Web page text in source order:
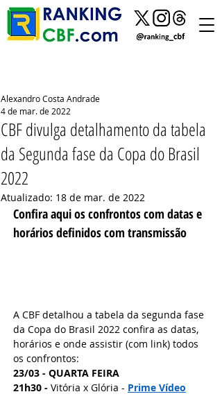
CBF divulga detalhamento da tabela
da Segunda fase da Copa do Brasil
2022
Alexandro Costa Andrade
4 de mar. de 2022
Atualizado: 18 de mar. de 2022
Confira aqui os confrontos com datas e
horários definidos com transmissão
A CBF detalhou a tabela da segunda fase
da Copa do Brasil 2022 confira as datas,
horários e onde assistir (com link) todos
os confrontos:
23/03 - QUARTA FEIRA
21h30 - Vitória x Glória - Prime Vídeo